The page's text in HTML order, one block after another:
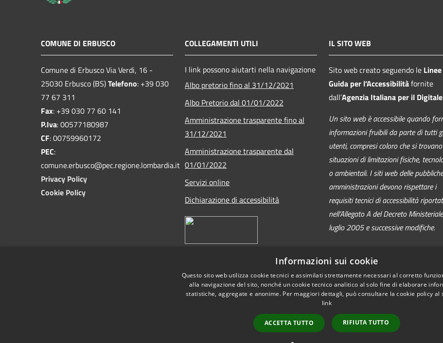
COMUNE DI ERBUSCO
Comune di Erbusco Via Verdi, 16 -
25030 Erbusco (BS)Telefono: +39 030
77 67 311
Fax: +39 030 77 60 141
P.Iva: 00577180987
CF: 00759960172
PEC:
comune.erbusco@pec.regione.lombardia.it
Privacy Policy
Cookie Policy
COLLEGAMENTI UTILI
I link possono aiutarti nella navigazione
Albo pretorio fino al 31/12/2021
Albo Pretorio dal 01/01/2022
Amministrazione trasparente fino al
31/12/2021
Amministrazione trasparente dal
01/01/2022
Servizi online
Dichiarazione di accessibilità
IL SITO WEB
Sito web creato seguendo le Linee
Guida per l’Accessibilitàfornite
dall’Agenzia Italiana per il Digitale
Un sito web è accessibile quando
informazioni fruibili da parte di tutti
utenti, compresi coloro che si
situazioni di limitazioni fisiche,
o ambientali. I siti web delle pubbliche
amministrazioni devono rispettare i
requisiti tecnici di accessibilità
nell’Allegato A del Decreto
luglio 2005 e successive modifiche.
Informazioni sui cookie
Questo sito web utilizza cookie tecnici e assimilati strettamente necessari al corretto
alla navigazione del sito, nonché un cookie tecnico analitico al solo fine di elaborare
statistiche, aggregate e anonime. Per maggiori dettagli, può consultare la cookie policy al
link
ACCETTA TUTTO RIFIUTA TUTTO